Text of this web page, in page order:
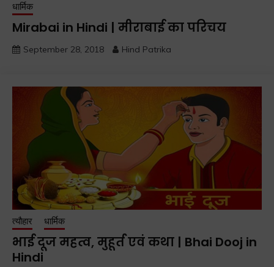
धार्मिक
Mirabai in Hindi | मीराबाई का परिचय
September 28, 2018 Hind Patrika
त्यौहार धार्मिक
भाई दूज महत्व, मुहूर्त एवं कथा | Bhai Dooj in
Hindi